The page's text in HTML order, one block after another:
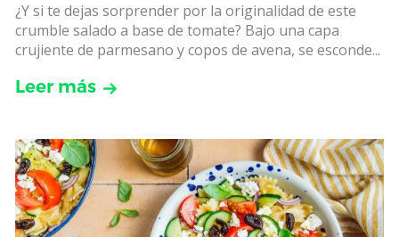
¿Y si te dejas sorprender por la originalidad de este
crumble salado a base de tomate? Bajo una capa
crujiente de parmesano y copos de avena, se esconde...
Leer más